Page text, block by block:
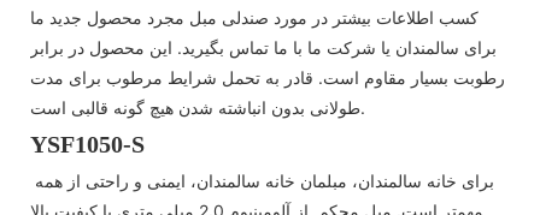
کسب اطلاعات بیشتر در مورد صندلی مبل مجرد محصول جدید ما
برای سالمندان یا شرکت ما با ما تماس بگیرید. این محصول در برابر
رطوبت بسیار مقاوم است. قادر به تحمل شرایط مرطوب برای مدت
طولانی بدون انباشته شدن هیچ گونه قالبی است.
YSF1050-S